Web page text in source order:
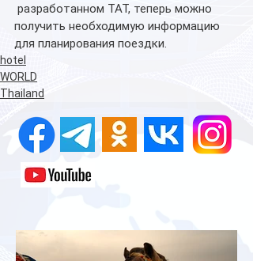
разработанном TAT, теперь можно
получить необходимую информацию
для планирования поездки.
hotel
WORLD
Thailand